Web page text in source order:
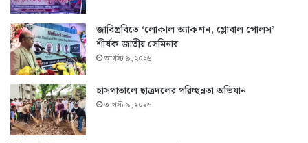
জাবিপ্রবিতে ‘লোকাল অ্যাকশন, গ্লোবাল গোলস’
শীর্ষক জাতীয় সেমিনার
আগস্ট ৯, ২০২৬
হাসপাতালে ছাত্রদলের পরিচ্ছন্নতা অভিযান
আগস্ট ৯, ২০২৬